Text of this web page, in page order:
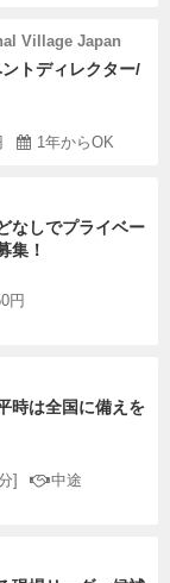
Village Japan
トディレクター/
1年からOK
なしでプライベー
集！
円
時は全国に備えを
]
中途